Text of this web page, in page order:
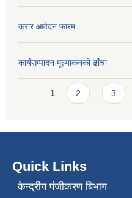
करार आवेदन फारम
कार्यसम्पादन मूल्या‌कनको ढाँचा
Pages
1 2 3
Quick Links
केन्द्रीय पंजीकरण बिभाग